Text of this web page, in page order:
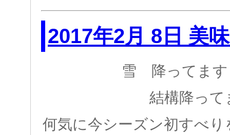
2017年2月 8日 美
雪 降ってま
結構降って
何気に今シーズン初すべ